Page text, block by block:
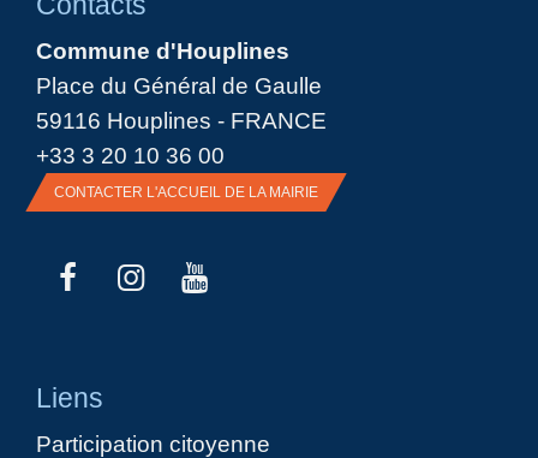
Commune d'Houplines
Place du Général de Gaulle
59116 Houplines - FRANCE
+33 3 20 10 36 00
CONTACTER L'ACCUEIL DE LA MAIRIE
Liens
Participation citoyenne